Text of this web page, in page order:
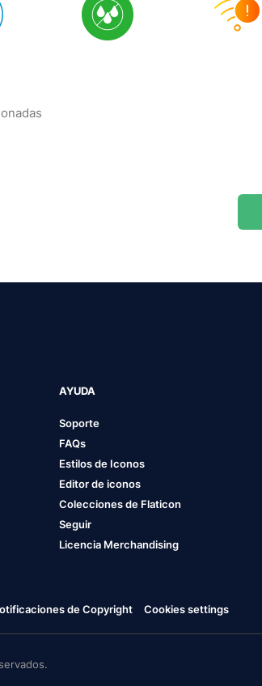
AYUDA
Soporte
FAQs
Estilos de Iconos
Editor de iconos
Colecciones de Flaticon
Seguir
Licencia Merchandising
de Copyright Cookies settings